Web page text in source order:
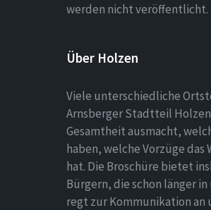
werden nicht veröffentlicht.
Über Holzen
Viele unterschiedliche
Arnsberger Stadtteil
Gesamtheit ausmacht,
haben, welche Vorzüge
hat. Die Broschüre bietet
Bürgern, die schon länger
regt zur Kommunikation an